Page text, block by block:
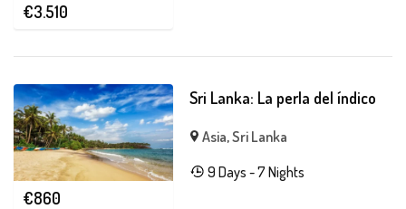
€3.510
€860
Sri Lanka: La perla del índico
Asia,Sri Lanka
9 Days - 7 Nights